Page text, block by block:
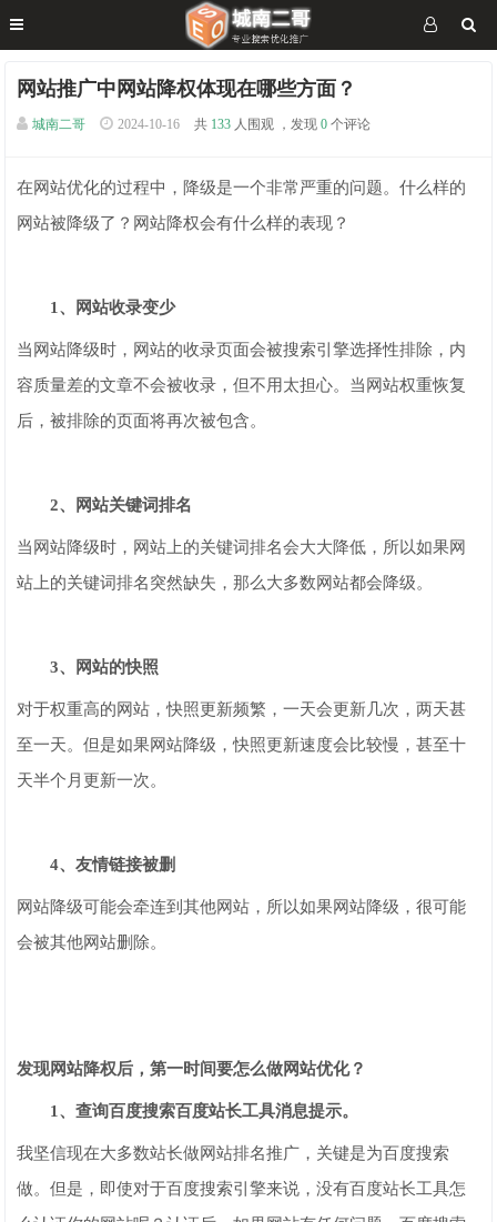
网站推广中网站降权体现在哪些方面？
城南二哥 2024-10-16 共 133 人围观 ，发现 0 个评论
在网站优化的过程中，降级是一个非常严重的问题。什么样的
网站被降级了？网站降权会有什么样的表现？
1、网站收录变少
当网站降级时，网站的收录页面会被搜索引擎选择性排除，内
容质量差的文章不会被收录，但不用太担心。当网站权重恢复
后，被排除的页面将再次被包含。
2、网站关键词排名
当网站降级时，网站上的关键词排名会大大降低，所以如果网
站上的关键词排名突然缺失，那么大多数网站都会降级。
3、网站的快照
对于权重高的网站，快照更新频繁，一天会更新几次，两天甚
至一天。但是如果网站降级，快照更新速度会比较慢，甚至十
天半个月更新一次。
4、友情链接被删
网站降级可能会牵连到其他网站，所以如果网站降级，很可能
会被其他网站删除。
发现网站降权后，第一时间要怎么做网站优化？
1、查询百度搜索百度站长工具消息提示。
我坚信现在大多数站长做网站排名推广，关键是为百度搜索
做。但是，即使对于百度搜索引擎来说，没有百度站长工具怎